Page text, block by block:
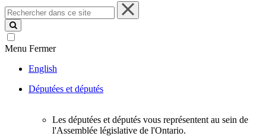
Rechercher
dans
ce
site
Menu Fermer
English
Députées et députés
Les députées et députés vous représentent au sein de
l'Assemblée législative de l'Ontario.